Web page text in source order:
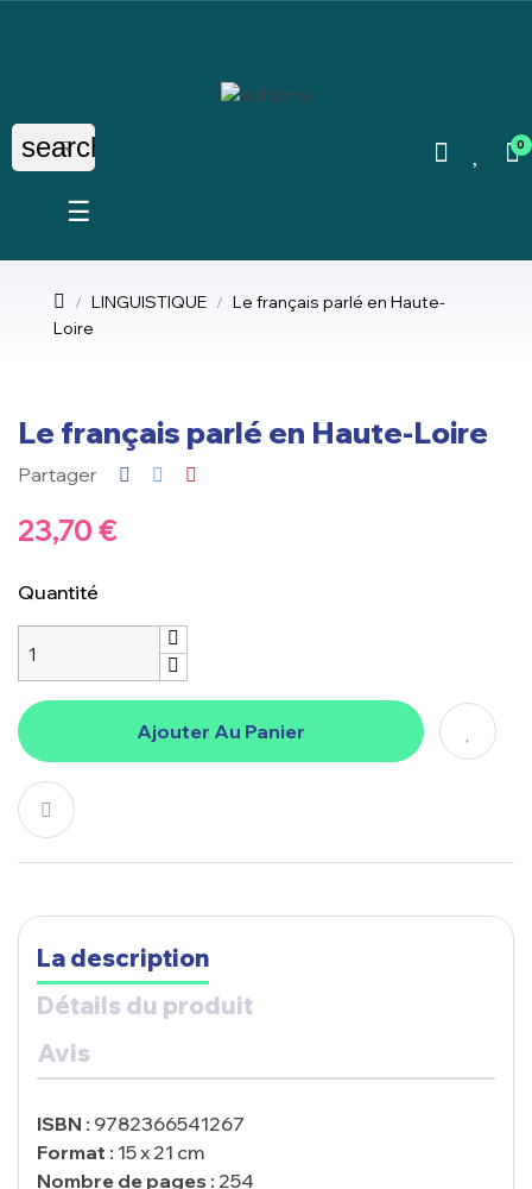
search 0
Basculer
navigation
☰
LINGUISTIQUE
Le français parlé en Haute-
Loire
Le français parlé en Haute-Loire
Partager
23,70 €
Quantité
Ajouter Au Panier
La description
Détails du produit
Avis
ISBN : 9782366541267
Format : 15 x 21 cm
Nombre de pages : 254